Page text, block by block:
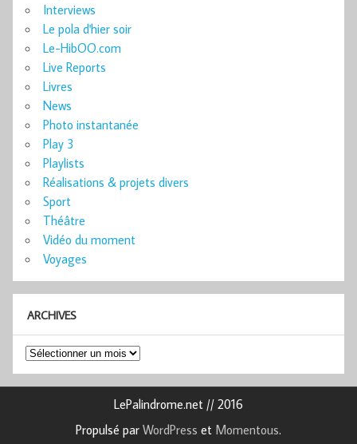
Interviews
Le pola d'hier soir
Le-HibOO.com
Live Reports
Livres
News
Photo instantanée
Play 3
Playlists
Réalisations & projets divers
Sport
Théâtre
Vidéo du moment
Voyages
ARCHIVES
Archives
LePalindrome.net // 2016
Propulsé par WordPress et Momentous.